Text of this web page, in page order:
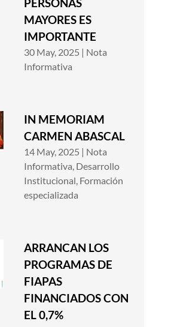
PERSONAS
MAYORES ES
IMPORTANTE
30 May, 2025 | Nota
Informativa
IN MEMORIAM
CARMEN ABASCAL
14 May, 2025 | Nota
Informativa, Desarrollo
Institucional, Formación
especializada
ARRANCAN LOS
PROGRAMAS DE
FIAPAS
FINANCIADOS CON
EL 0,7%